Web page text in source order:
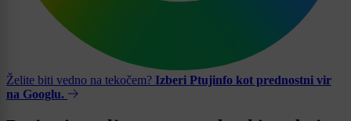
Želite biti vedno na tekočem? Izberi Ptujinfo kot prednostni vir
na Googlu.